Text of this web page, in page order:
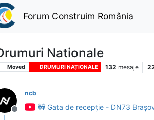
Forum Construim România
Nationale
Moved DRUMURI NAȚIONALE 132 mesaje
Deconectat
ncb
🚧 Gata de recepție - DN73